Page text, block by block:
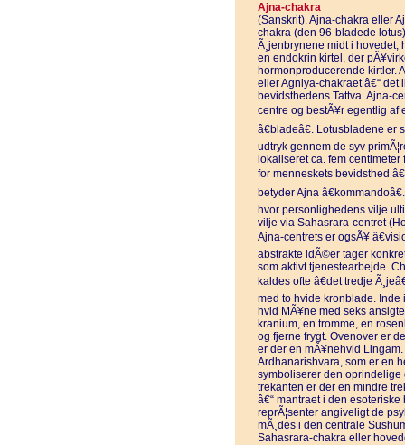
Ajna-chakra
(Sanskrit). Ajna-chakra eller
chakra (den 96-bladede
Ã¸jenbrynene midt i hovedet,
en endokrin kirtel, der
hormonproducerende kirtler.
eller Agniya-chakraet â€“ det
bevidsthedens Tattva. Ajna-
centre og bestÃ¥r egentlig af
â€bladeâ€. Lotusbladene er
udtryk gennem de syv
lokaliseret ca. fem
for menneskets bevidsthed
betyder Ajna
hvor personlighedens vilje
vilje via Sahasrara-centret
Ajna-centrets er ogsÃ¥
abstrakte idÃ©er tager
som aktivt tjenestearbejde.
kaldes ofte â€det tredje
med to hvide kronblade.
hvid MÃ¥ne med seks
kranium, en tromme, en
og fjerne frygt. Ovenover er
er der en mÃ¥nehvid
Ardhanarishvara, som er en
symboliserer den oprindelige
trekanten er der en mindre
â€“ mantraet i den
reprÃ¦senter angiveligt de
mÃ¸des i den centrale
Sahasrara-chakra eller